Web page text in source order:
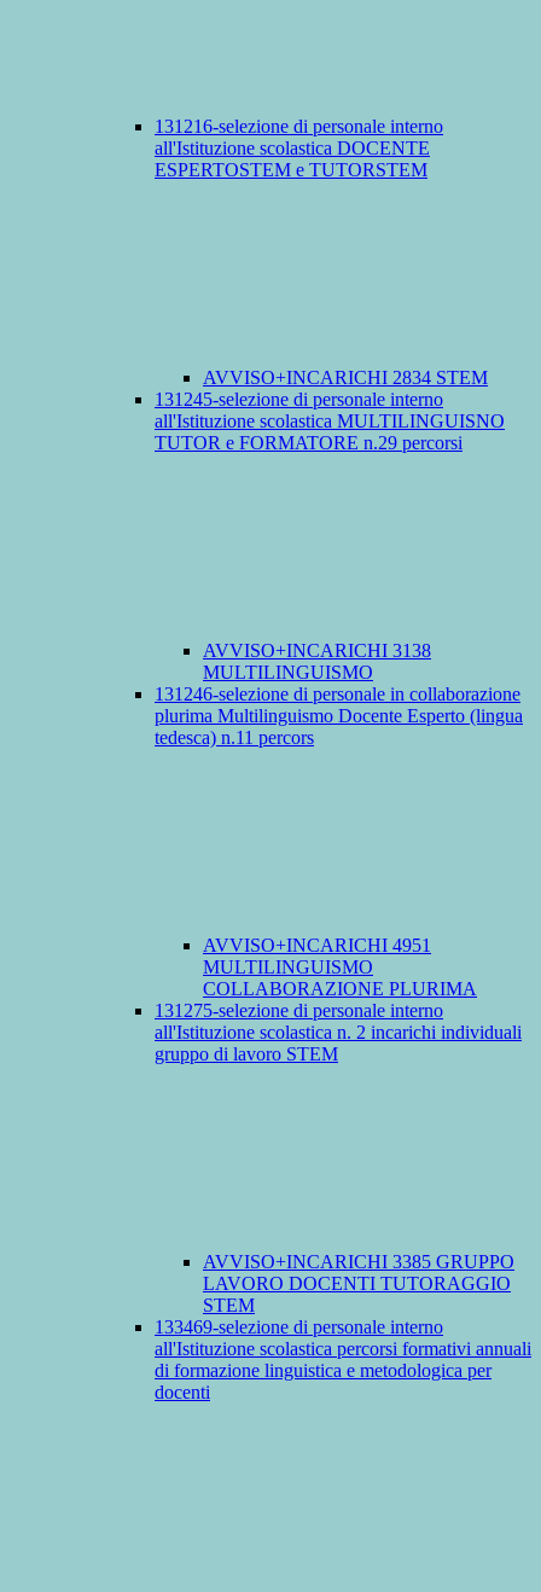
131216-selezione di personale interno
all'Istituzione scolastica DOCENTE
ESPERTOSTEM e TUTORSTEM
AVVISO+INCARICHI 2834 STEM
131245-selezione di personale interno
all'Istituzione scolastica MULTILINGUISNO
TUTOR e FORMATORE n.29 percorsi
AVVISO+INCARICHI 3138
MULTILINGUISMO
131246-selezione di personale in collaborazione
plurima Multilinguismo Docente Esperto (lingua
tedesca) n.11 percors
AVVISO+INCARICHI 4951
MULTILINGUISMO
COLLABORAZIONE PLURIMA
131275-selezione di personale interno
all'Istituzione scolastica n. 2 incarichi individuali
gruppo di lavoro STEM
AVVISO+INCARICHI 3385 GRUPPO
LAVORO DOCENTI TUTORAGGIO
STEM
133469-selezione di personale interno
all'Istituzione scolastica percorsi formativi annuali
di formazione linguistica e metodologica per
docenti